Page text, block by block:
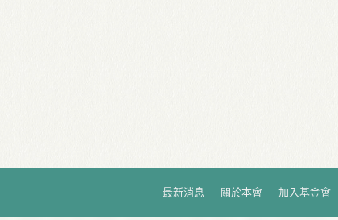
最新消息 關於本會 加入基金會